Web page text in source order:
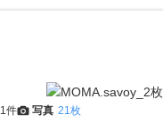
1件 写真 21枚